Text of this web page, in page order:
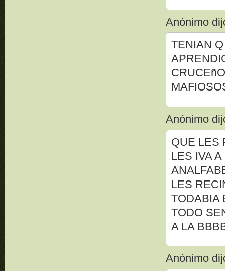
Anónimo
TENIAN
Anónimo
QUE LES
LES IVA
LES
TODABIA
TODO
A LA
Anónimo